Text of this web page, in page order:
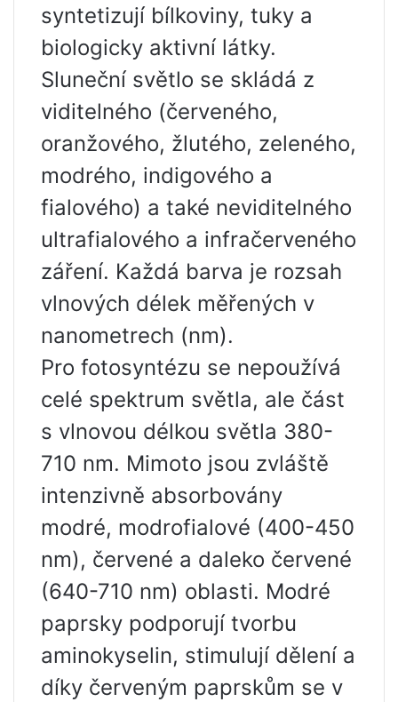
syntetizují bílkoviny, tuky a
biologicky aktivní látky.
Sluneční světlo se skládá z
viditelného (červeného, ​​
oranžového, žlutého, zeleného,
​​modrého, indigového a
fialového) a také neviditelného
ultrafialového a infračerveného
záření. Každá barva je rozsah
vlnových délek měřených v
nanometrech (nm).
Pro fotosyntézu se nepoužívá
celé spektrum světla, ale část
s vlnovou délkou světla 380-
710 nm. Mimoto jsou zvláště
intenzivně absorbovány
modré, modrofialové (400-450
nm), červené a daleko červené
(640-710 nm) oblasti. Modré
paprsky podporují tvorbu
aminokyselin, stimulují dělení a
díky červeným paprskům se v